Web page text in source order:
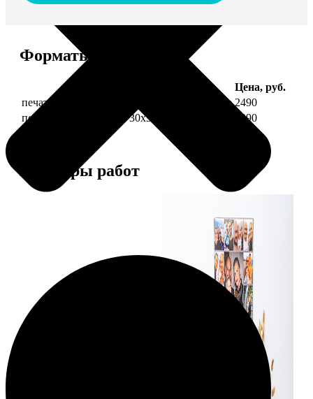
Форматы и цены
Цена, руб.
печать фото на холсте 30х30 на подрамнике 2490
печать фото на холсте 30х30 в раме
4990
Примеры работ